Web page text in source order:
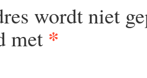
wordt niet
met *